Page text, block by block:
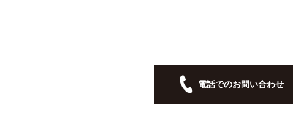
電話でのお問い合わせ